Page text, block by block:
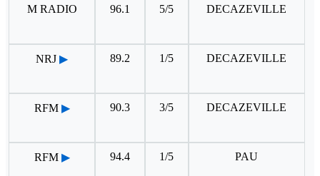
M RADIO 96.1 5/5 DECAZEVILLE
NRJ ▶ 89.2 1/5 DECAZEVILLE
RFM ▶ 90.3 3/5 DECAZEVILLE
RFM ▶ 94.4 1/5 PAU